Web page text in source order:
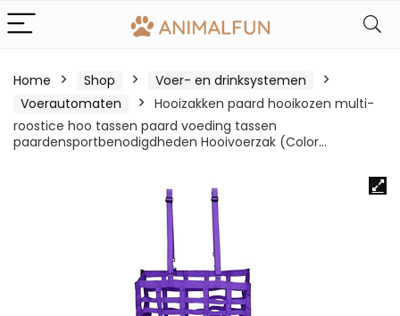
Home Shop
Voer- en drinksystemen
Voerautomaten
Hooizakken paard hooikozen multi-
roostice hoo tassen paard voeding tassen
paardensportbenodigdheden Hooivoerzak (Color…